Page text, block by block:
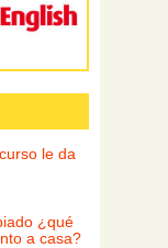
le da
¿qué
a casa?